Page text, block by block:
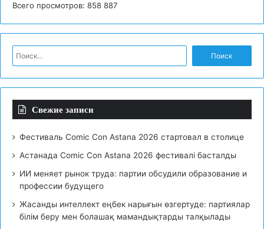
Всего просмотров: 858 887
й
т
и
Свежие записи
Фестиваль Comic Con Astana 2026 стартовал в столице
Астанада Comic Con Astana 2026 фестивалі басталды
ИИ меняет рынок труда: партии обсудили образование и
профессии будущего
Жасанды интеллект еңбек нарығын өзгертуде: партиялар
білім беру мен болашақ мамандықтарды талқылады